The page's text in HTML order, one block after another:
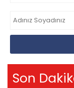
Son